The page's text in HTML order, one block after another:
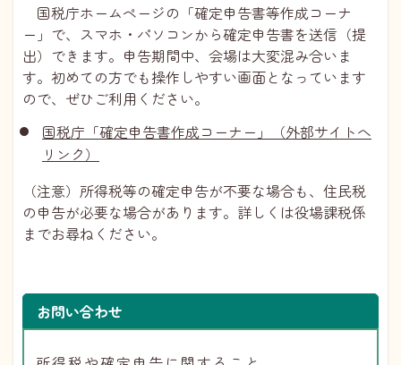
国税庁ホームページの「確定申告書等作成コーナ
ー」で、スマホ・パソコンから確定申告書を送信（提
出）できます。申告期間中、会場は大変混み合いま
す。初めての方でも操作しやすい画面となっています
ので、ぜひご利用ください。
国税庁「確定申告書作成コーナー」（外部サイトへ
リンク）
（注意）所得税等の確定申告が不要な場合も、住民税
の申告が必要な場合があります。詳しくは役場課税係
までお尋ねください。
お問い合わせ